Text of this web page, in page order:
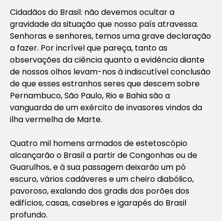
Cidadãos do Brasil: não devemos ocultar a
gravidade da situação que nosso país atravessa.
Senhoras e senhores, temos uma grave declaração
a fazer. Por incrível que pareça, tanto as
observações da ciência quanto a evidência diante
de nossos olhos levam-nos à indiscutível conclusão
de que esses estranhos seres que descem sobre
Pernambuco, São Paulo, Rio e Bahia são a
vanguarda de um exército de invasores vindos da
ilha vermelha de Marte.
Quatro mil homens armados de estetoscópio
alcançarão o Brasil a partir de Congonhas ou de
Guarulhos, e à sua passagem deixarão um pó
escuro, vários cadáveres e um cheiro diabólico,
pavoroso, exalando dos gradis dos porões dos
edifícios, casas, casebres e igarapés do Brasil
profundo.